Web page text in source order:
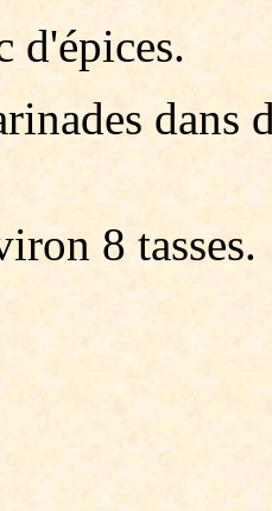
d'épices.
dans
8 tasses.